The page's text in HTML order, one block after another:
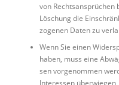
von Rechts­an­sprü­chen
Löschung die
zo­ge­nen Daten zu
Wenn Sie einen
haben, muss eine
sen vor­ge­nom­men
Inter­es­sen